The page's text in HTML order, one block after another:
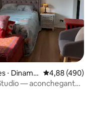
5, 229 avaliações
⋅ Dinama
4,88 de
4,88 (490)
— aconchegante